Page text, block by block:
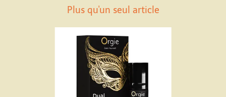
Plus qu'un seul article